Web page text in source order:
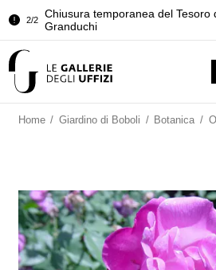
2/2
Chiusura temporanea del Tesoro
Granduchi
della Sala dell'Iliade
Granduchi
Home / Giardino di Boboli / Botanica /